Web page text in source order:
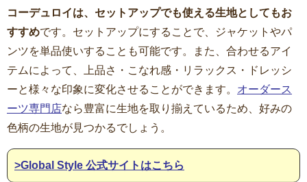
コーデュロイは、セットアップでも使える生地としてもお
すすめです。セットアップにすることで、ジャケットやパ
ンツを単品使いすることも可能です。また、合わせるアイ
テムによって、上品さ・こなれ感・リラックス・ドレッシ
ーと様々な印象に変化させることができます。 オーダース
ーツ専門店なら豊富に生地を取り揃えているため、好みの
色柄の生地が見つかるでしょう。
>Global Style 公式サイトはこちら